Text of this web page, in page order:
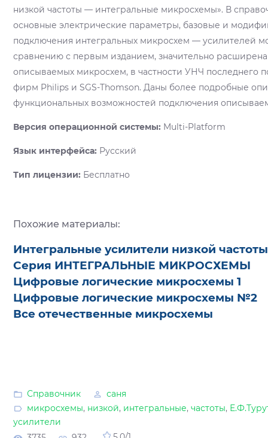
низкой частоты — интегральные микросхемы». В
основные электрические параметры, базовые и
подключения интегральных микросхем — усилителей
сравнению с первым изданием, значительно
описываемых микросхем, в частности УНЧ последнего
фирм Philips и SGS-Thomson. Даны более подробные
функциональных возможностей подключения
Версия операционной системы: Multi-Platform
Язык интерфейса: Русский
Тип лицензии: Бесплатно
Похожие материалы:
Интегральные усилители низкой
Серия ИНТЕГРАЛЬНЫЕ МИКРОСХЕМЫ
Цифровые логические микросхемы 1
Цифровые логические микросхемы №2
Все отечественные микросхемы
Справочник
саня
микросхемы, низкой, интегральные, частоты,
усилители